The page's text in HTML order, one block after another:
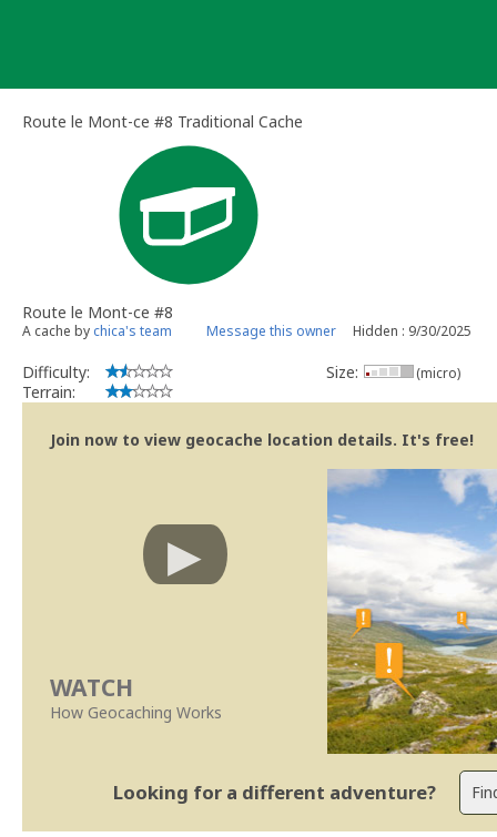
Route le Mont-ce #8 Traditional Cache
Route le Mont-ce #8
A cache by chica's team Message this owner Hidden : 9/30/2025
Difficulty:
Terrain:
Size: (micro)
Join now to view geocache location details. It's free!
WATCH
How Geocaching Works
Looking for a different adventure?